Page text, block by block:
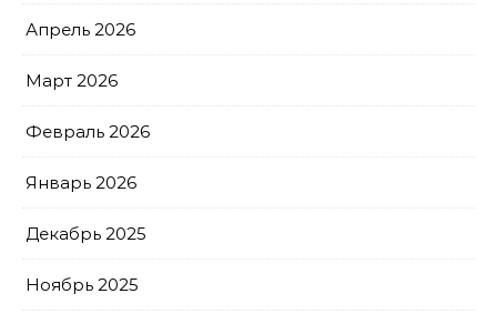
Апрель 2026
Март 2026
Февраль 2026
Январь 2026
Декабрь 2025
Ноябрь 2025